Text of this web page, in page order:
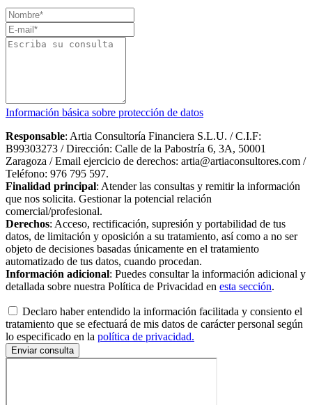
Información básica sobre protección de datos
Responsable: Artia Consultoría Financiera S.L.U. / C.I.F:
B99303273 / Dirección: Calle de la Pabostría 6, 3A, 50001
Zaragoza / Email ejercicio de derechos: artia@artiaconsultores.com /
Teléfono: 976 795 597.
Finalidad principal: Atender las consultas y remitir la información
que nos solicita. Gestionar la potencial relación
comercial/profesional.
Derechos: Acceso, rectificación, supresión y portabilidad de tus
datos, de limitación y oposición a su tratamiento, así como a no ser
objeto de decisiones basadas únicamente en el tratamiento
automatizado de tus datos, cuando procedan.
Información adicional: Puedes consultar la información adicional y
detallada sobre nuestra Política de Privacidad en esta sección.
Declaro haber entendido la información facilitada y consiento el
tratamiento que se efectuará de mis datos de carácter personal según
lo especificado en la política de privacidad.